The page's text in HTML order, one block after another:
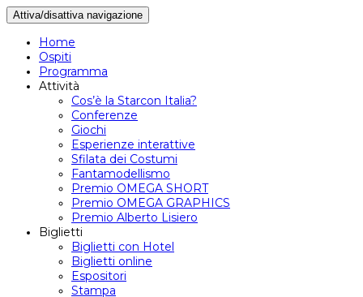
Attiva/disattiva navigazione
Home
Ospiti
Programma
Attività
Cos’è la Starcon Italia?
Conferenze
Giochi
Esperienze interattive
Sfilata dei Costumi
Fantamodellismo
Premio OMEGA SHORT
Premio OMEGA GRAPHICS
Premio Alberto Lisiero
Biglietti
Biglietti con Hotel
Biglietti online
Espositori
Stampa